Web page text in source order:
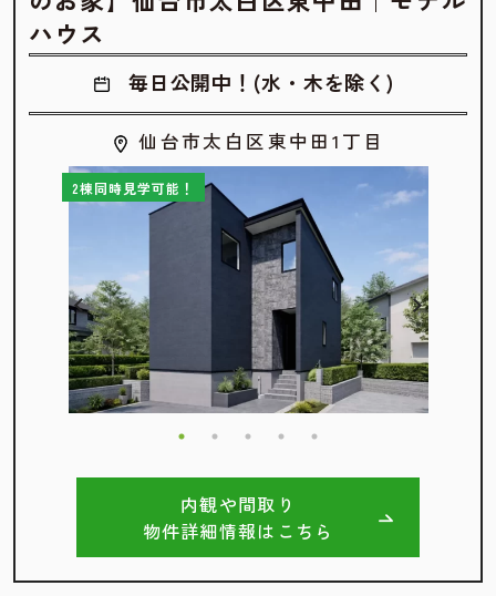
ハウス
毎日公開中！(水・木を除く)
仙台市太白区東中田1丁目
2棟同時見学可能！
内観や間取り
物件詳細情報はこちら